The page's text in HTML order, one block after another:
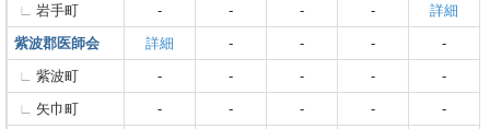
岩手町
- - - -
詳細
紫波郡医師会
詳細 - - -
-
紫波町
- - - -
-
矢巾町
- - - -
-